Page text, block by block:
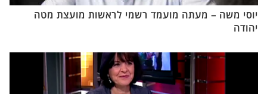
יוסי משה – מעתה מועמד רשמי לראשות מועצת מטה
יהודה